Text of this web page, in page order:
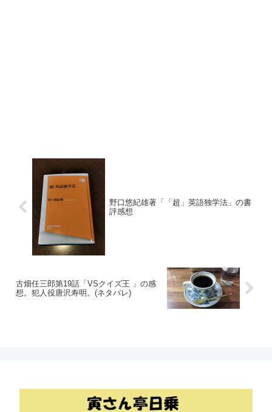
野口悠紀雄著「「超」英語独学法」の書
評感想
古畑任三郎第19話「VSクイズ王 」の感
想。犯人役唐沢寿明。(ネタバレ)